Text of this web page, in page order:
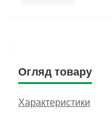
Огляд товару
Характеристики